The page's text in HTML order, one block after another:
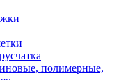
полимерные,